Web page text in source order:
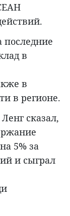
последние
в
в
в регионе.
сказал,
5% за
и сыграл